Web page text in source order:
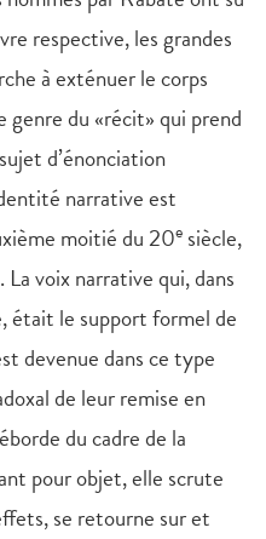
respective, les grandes
à exténuer le corps
du «récit» qui prend
d’énonciation
narrative est
moitié du 20e siècle,
voix narrative qui, dans
était le support formel de
devenue dans ce type
de leur remise en
du cadre de la
pour objet, elle scrute
se retourne sur et